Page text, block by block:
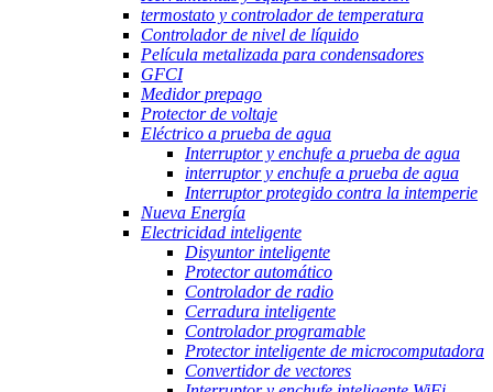
termostato y controlador de temperatura
Controlador de nivel de líquido
Película metalizada para condensadores
GFCI
Medidor prepago
Protector de voltaje
Eléctrico a prueba de agua
Interruptor y enchufe a prueba de agua
interruptor y enchufe a prueba de agua
Interruptor protegido contra la intemperie
Nueva Energía
Electricidad inteligente
Disyuntor inteligente
Protector automático
Controlador de radio
Cerradura inteligente
Controlador programable
Protector inteligente de microcomputadora
Convertidor de vectores